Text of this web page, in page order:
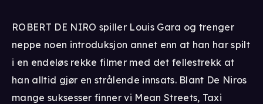
ROBERT DE NIRO spiller Louis Gara og trenger
neppe noen introduksjon annet enn at han har spilt
i en endeløs rekke filmer med det fellestrekk at
han alltid gjør en strålende innsats. Blant De Niros
mange suksesser finner vi Mean Streets, Taxi